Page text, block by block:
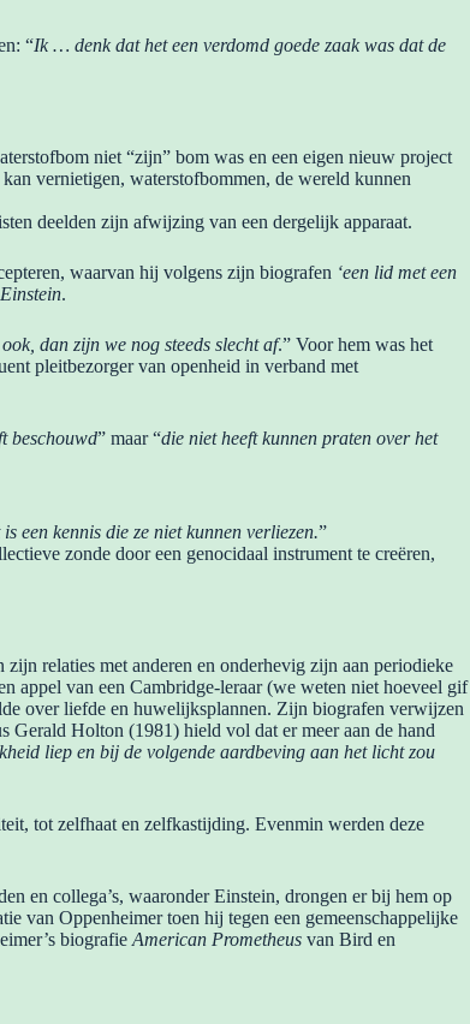
“Ik … denk dat het een verdomd goede zaak was dat de
niet “zijn” bom was en een eigen nieuw project
vernietigen, waterstofbommen, de wereld kunnen
deelden zijn afwijzing van een dergelijk apparaat.
waarvan hij volgens zijn biografen ‘een lid met een
.
dan zijn we nog steeds slecht af.” Voor hem was het
pleitbezorger van openheid in verband met
beschouwd” maar “die niet heeft kunnen praten over het
een kennis die ze niet kunnen verliezen.”
zonde door een genocidaal instrument te creëren,
relaties met anderen en onderhevig zijn aan periodieke
appel van een Cambridge-leraar (we weten niet hoeveel gif
over liefde en huwelijksplannen. Zijn biografen verwijzen
Gerald Holton (1981) hield vol dat er meer aan de hand
liep en bij de volgende aardbeving aan het licht zou
tot zelfhaat en zelfkastijding. Evenmin werden deze
en collega’s, waaronder Einstein, drongen er bij hem op
van Oppenheimer toen hij tegen een gemeenschappelijke
biografie American Prometheus van Bird en